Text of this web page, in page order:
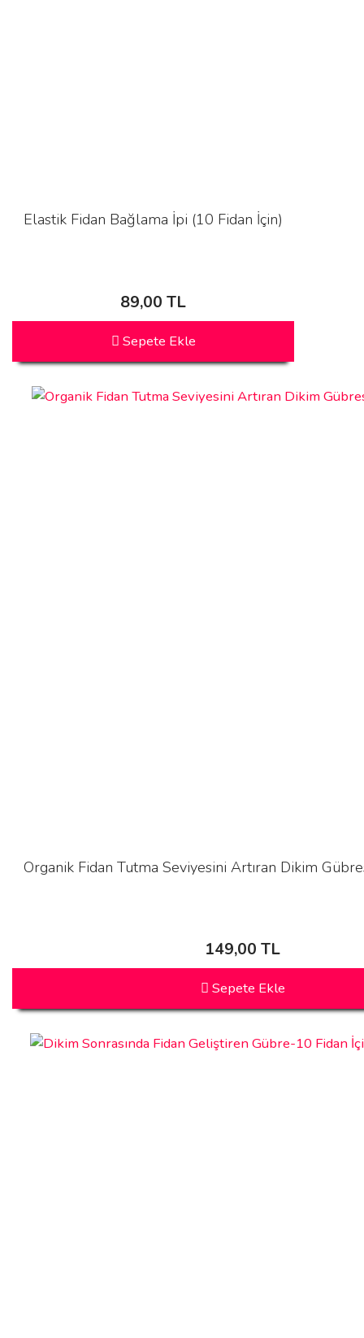
Elastik Fidan Bağlama İpi (10 Fidan İçin)
89,00 TL
Sepete Ekle
Organik Fidan Tutma Seviyesini Artıran Dikim
149,00 TL
Sepete Ekle